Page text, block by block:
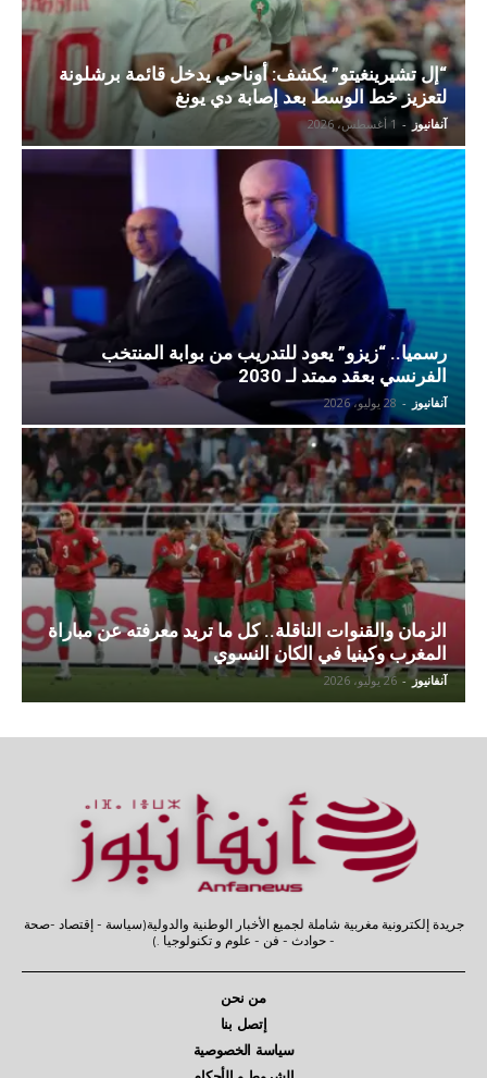
“إل تشيرينغيتو” يكشف: أوناحي يدخل قائمة برشلونة
لتعزيز خط الوسط بعد إصابة دي يونغ
آنفانيوز - 1 أغسطس، 2026
رسميا.. “زيزو” يعود للتدريب من بوابة المنتخب
الفرنسي بعقد ممتد لـ 2030
آنفانيوز - 28 يوليو، 2026
الزمان والقنوات الناقلة.. كل ما تريد معرفته عن مباراة
المغرب وكينيا في الكان النسوي
آنفانيوز - 26 يوليو، 2026
جريدة إلكترونية مغربية شاملة لجميع الأخبار الوطنية والدولية(سياسة - إقتصاد -صحة
- حوادث - فن - علوم و تكنولوجيا .)
من نحن
إتصل بنا
سياسة الخصوصية